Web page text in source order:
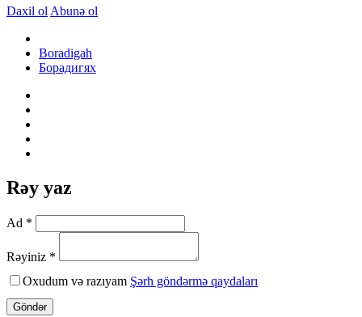
Daxil ol Abunə ol
Boradigah
Борадигях
Rəy yaz
Ad *
Rəyiniz *
Oxudum və razıyam Şərh göndərmə qaydaları
Göndər